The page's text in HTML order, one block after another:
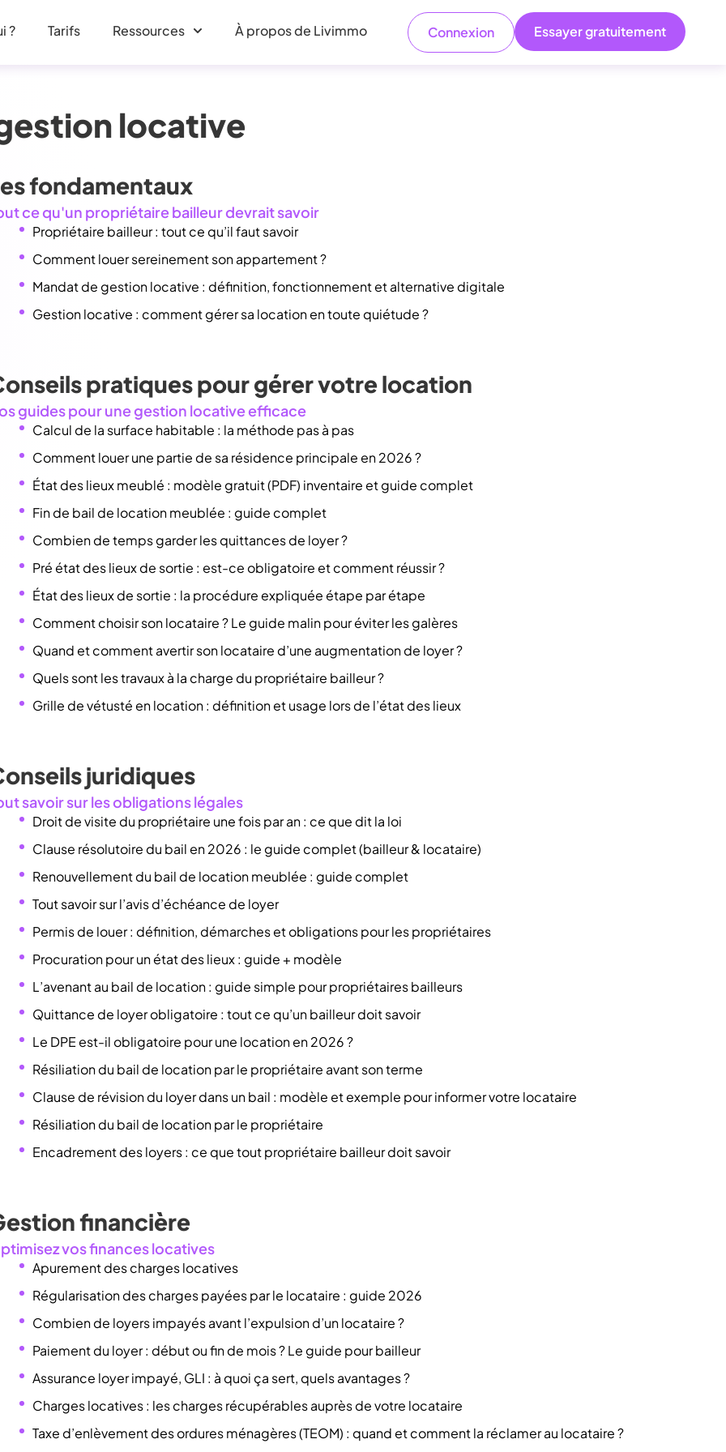
? Tarifs Ressources À propos de Livimmo Connexion Essayer gratuitement
locative
fondamentaux
ce qu'un propriétaire bailleur devrait savoir
Propriétaire bailleur : tout ce qu’il faut savoir
Comment louer sereinement son appartement ?
Mandat de gestion locative : définition, fonctionnement et alternative digitale
Gestion locative : comment gérer sa location en toute quiétude ?
pratiques pour gérer votre location
guides pour une gestion locative efficace
Calcul de la surface habitable : la méthode pas à pas
Comment louer une partie de sa résidence principale en 2026 ?
État des lieux meublé : modèle gratuit (PDF) inventaire et guide complet
Fin de bail de location meublée : guide complet
Combien de temps garder les quittances de loyer ?
Pré état des lieux de sortie : est-ce obligatoire et comment réussir ?
État des lieux de sortie : la procédure expliquée étape par étape
Comment choisir son locataire ? Le guide malin pour éviter les galères
Quand et comment avertir son locataire d’une augmentation de loyer ?
Quels sont les travaux à la charge du propriétaire bailleur ?
Grille de vétusté en location : définition et usage lors de l’état des lieux
juridiques
savoir sur les obligations légales
Droit de visite du propriétaire une fois par an : ce que dit la loi
Clause résolutoire du bail en 2026 : le guide complet (bailleur & locataire)
Renouvellement du bail de location meublée : guide complet
Tout savoir sur l’avis d’échéance de loyer
Permis de louer : définition, démarches et obligations pour les propriétaires
Procuration pour un état des lieux : guide + modèle
L’avenant au bail de location : guide simple pour propriétaires bailleurs
Quittance de loyer obligatoire : tout ce qu’un bailleur doit savoir
Le DPE est-il obligatoire pour une location en 2026 ?
Résiliation du bail de location par le propriétaire avant son terme
Clause de révision du loyer dans un bail : modèle et exemple pour informer votre locataire
Résiliation du bail de location par le propriétaire
Encadrement des loyers : ce que tout propriétaire bailleur doit savoir
financière
vos finances locatives
Apurement des charges locatives
Régularisation des charges payées par le locataire : guide 2026
Combien de loyers impayés avant l’expulsion d’un locataire ?
Paiement du loyer : début ou fin de mois ? Le guide pour bailleur
Assurance loyer impayé, GLI : à quoi ça sert, quels avantages ?
Charges locatives : les charges récupérables auprès de votre locataire
Taxe d’enlèvement des ordures ménagères (TEOM) : quand et comment la réclamer au locataire ?